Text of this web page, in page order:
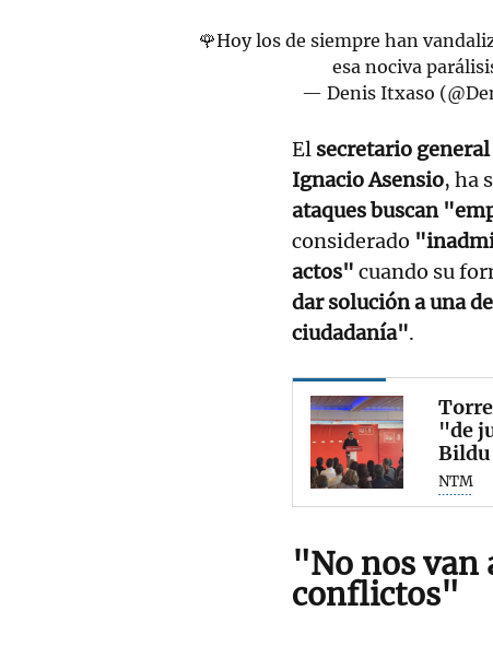
🌹Hoy los de siempre han
esa nociva
— Denis Itxaso
El secretario
Ignacio Asensio, ha
ataques buscan
considerado
actos" cuando su
dar solución a una
ciudadanía".
"de
Bildu
NTM
"No nos van
conflictos"